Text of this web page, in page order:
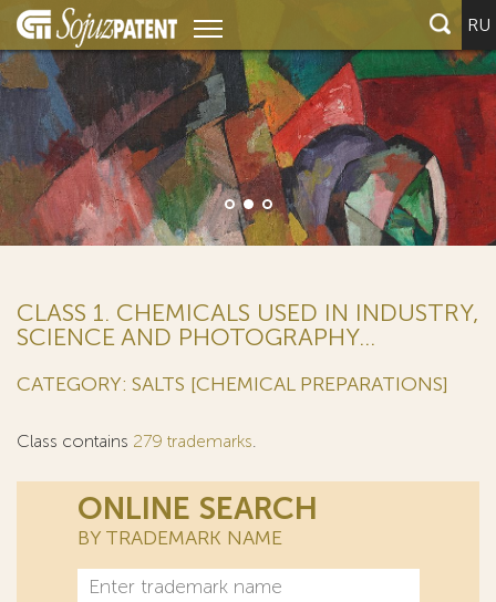
RU
CLASS 1. CHEMICALS USED IN INDUSTRY,
SCIENCE AND PHOTOGRAPHY...
CATEGORY: SALTS [CHEMICAL PREPARATIONS]
Class contains 279 trademarks.
ONLINE SEARCH
BY TRADEMARK NAME